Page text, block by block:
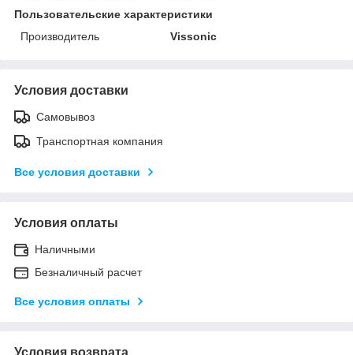
Пользовательские характеристики
Производитель
Vissonic
Условия доставки
Самовывоз
Транспортная компания
Все условия доставки
Условия оплаты
Наличными
Безналичный расчет
Все условия оплаты